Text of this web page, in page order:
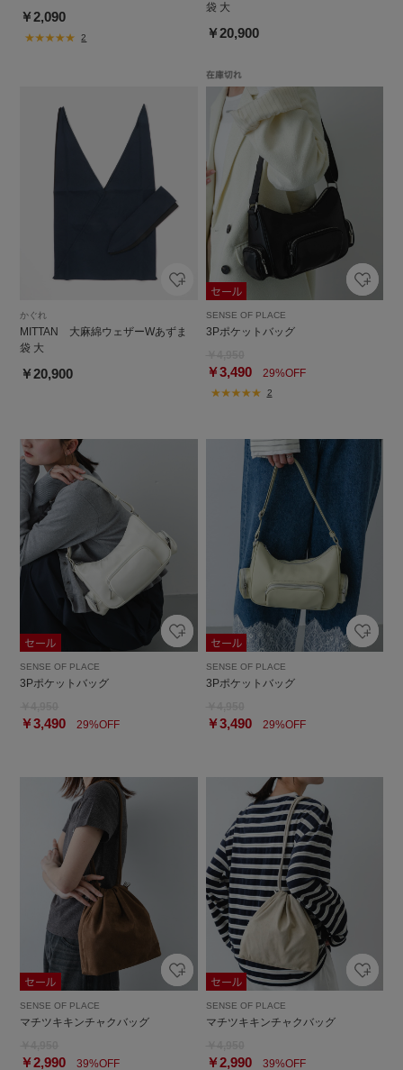
￥2,090
2
袋 大
￥20,900
かぐれ
MITTAN 大麻綿ウェザーWあずま
袋 大
￥20,900
SENSE OF PLACE
3Pポケットバッグ
￥3,49029%OFF
2
SENSE OF PLACE
3Pポケットバッグ
￥3,490 29%OFF
SENSE OF PLACE
3Pポケットバッグ
￥3,49029%OFF
SENSE OF PLACE
マチツキキンチャクバッグ
￥2,990 39%OFF
SENSE OF PLACE
マチツキキンチャクバッグ
￥2,99039%OFF